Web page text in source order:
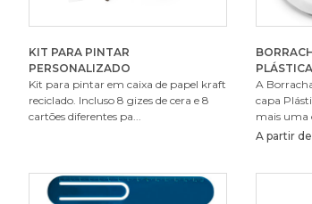
KIT PARA PINTAR
PERSONALIZADO
Kit para pintar em caixa de papel kraft
reciclado. Incluso 8 gizes de cera e 8
cartões diferentes pa...
A
capa
mais uma
A partir